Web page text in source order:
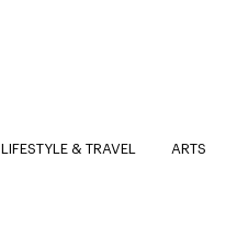
LIFESTYLE & TRAVEL ARTS